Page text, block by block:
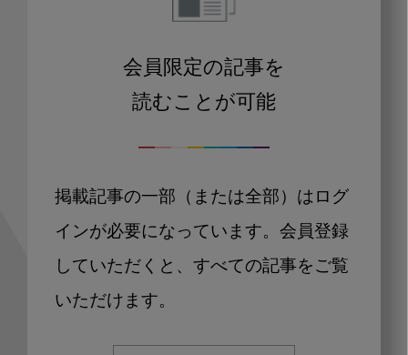
会員限定の記事を
読むことが可能
掲載記事の一部（または全部）はログ
インが必要になっています。会員登録
していただくと、すべての記事をご覧
いただけます。